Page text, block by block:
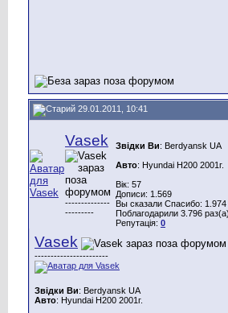
29.01.2011, 10:41
Vasek
--------------
---------
Звідки Ви: Berdyansk UA
Авто: Hyundai H200 2001г.
Вік: 57
Дописи: 1.569
Вы сказали Спасибо: 1.974
Поблагодарили 3.796
Репутація: 0
Vasek
-----------------------
Звідки Ви: Berdyansk UA
Авто: Hyundai H200 2001г.